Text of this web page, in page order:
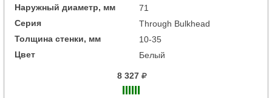
Наружный диаметр, мм
71
Серия
Through Bulkhead
Толщина стенки, мм
10-35
Цвет
Белый
8 327